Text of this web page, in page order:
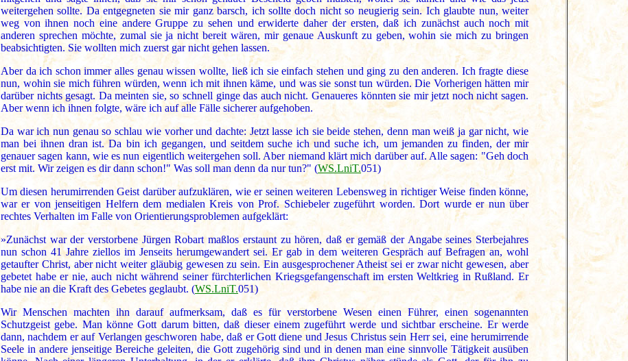
weitergehen sollte. Da entgegneten sie mir ganz barsch, ich sollte doch nicht so neugierig sein. Ich glaubte nun, weiter
weg von ihnen noch eine andere Gruppe zu sehen und erwiderte daher der ersten, daß ich zunächst auch noch mit
anderen sprechen möchte, zumal sie ja nicht bereit wären, mir genaue Auskunft zu geben, wohin sie mich zu bringen
beabsichtigten. Sie wollten mich zuerst gar nicht gehen lassen.
Aber da ich schon immer alles genau wissen wollte, ließ ich sie einfach stehen und ging zu den anderen. Ich fragte diese
nun, wohin sie mich führen würden, wenn ich mit ihnen käme, und was sie sonst tun würden. Die Vorherigen hätten mir
darüber nichts gesagt. Da meinten sie, so schnell ginge das auch nicht. Genaueres könnten sie mir jetzt noch nicht sagen.
Aber wenn ich ihnen folgte, wäre ich auf alle Fälle sicherer aufgehoben.
Da war ich nun genau so schlau wie vorher und dachte: Jetzt lasse ich sie beide stehen, denn man weiß ja gar nicht, wie
man bei ihnen dran ist. Da bin ich gegangen, und seitdem suche ich und suche ich, um jemanden zu finden, der mir
genauer sagen kann, wie es nun eigentlich weitergehen soll. Aber niemand klärt mich darüber auf. Alle sagen: "Geh doch
erst mit. Wir zeigen es dir dann schon!" Was soll man denn da nur tun?" (WS.LniT.051)
Um diesen herumirrenden Geist darüber aufzuklären, wie er seinen weiteren Lebensweg in richtiger Weise finden könne,
war er von jenseitigen Helfern dem medialen Kreis von Prof. Schiebeler zugeführt worden. Dort wurde er nun über
rechtes Verhalten im Falle von Orientierungsproblemen aufgeklärt:
»Zunächst war der verstorbene Jürgen Robart maßlos erstaunt zu hören, daß er gemäß der Angabe seines Sterbejahres
nun schon 41 Jahre ziellos im Jenseits herumgewandert sei. Er gab in dem weiteren Gespräch auf Befragen an, wohl
getaufter Christ, aber nicht weiter gläubig gewesen zu sein. Ein ausgesprochener Atheist sei er zwar nicht gewesen, aber
gebetet habe er nie, auch nicht während seiner fürchterlichen Kriegsgefangenschaft im ersten Weltkrieg in Rußland. Er
habe nie an die Kraft des Gebetes geglaubt. (WS.LniT.051)
Wir Menschen machten ihn darauf aufmerksam, daß es für verstorbene Wesen einen Führer, einen sogenannten
Schutzgeist gebe. Man könne Gott darum bitten, daß dieser einem zugeführt werde und sichtbar erscheine. Er werde
dann, nachdem er auf Verlangen geschworen habe, daß er Gott diene und Jesus Christus sein Herr sei, eine herumirrende
Seele in andere jenseitige Bereiche geleiten, die Gott zugehörig sind und in denen man eine sinnvolle Tätigkeit ausüben